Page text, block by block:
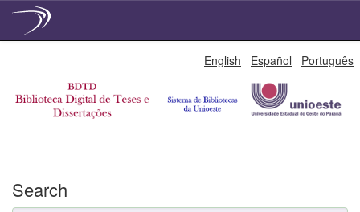
English Español Português
Search